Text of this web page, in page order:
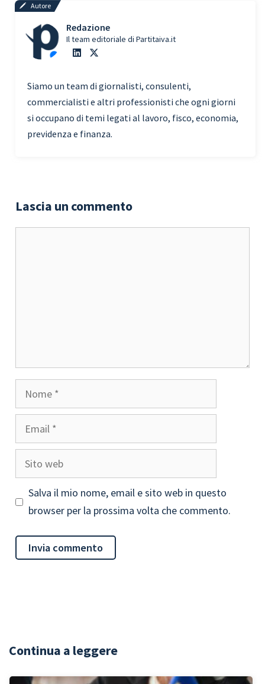
Autore
Redazione
Il team editoriale di Partitaiva.it
Siamo un team di giornalisti, consulenti,
commercialisti e altri professionisti che ogni giorni
si occupano di temi legati al lavoro, fisco, economia,
previdenza e finanza.
Lascia un commento
Nome
Email
Sito
web
Salva il mio nome, email e sito web in questo
browser per la prossima volta che commento.
Continua a leggere